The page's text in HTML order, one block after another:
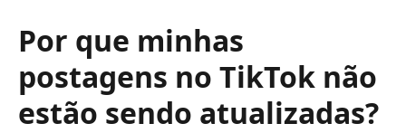
Por que minhas
postagens no TikTok não
estão sendo atualizadas?